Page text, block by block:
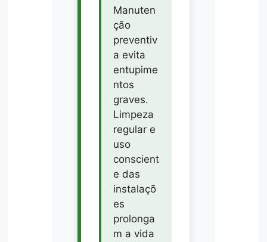
Manuten
ção
preventiv
a evita
entupime
ntos
graves.
Limpeza
regular e
uso
conscient
e das
instalaçõ
es
prolonga
m a vida